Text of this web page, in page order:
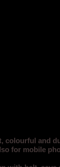
and
for mobile